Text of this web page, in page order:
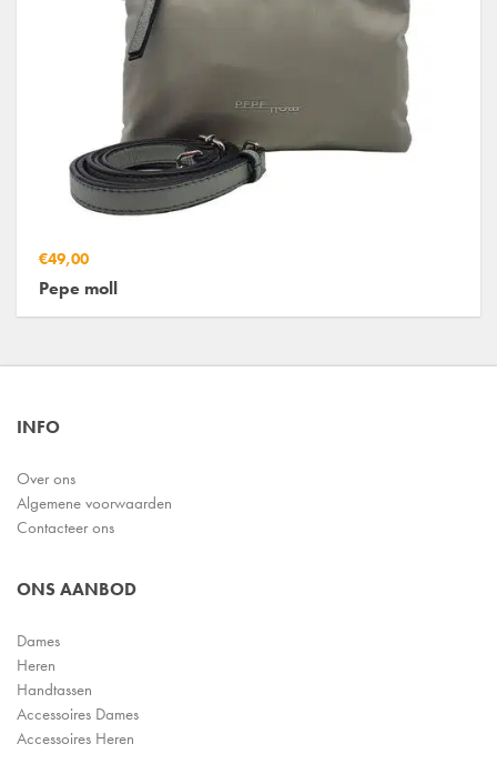
€49,00
Pepe moll
INFO
Over ons
Algemene voorwaarden
Contacteer ons
ONS AANBOD
Dames
Heren
Handtassen
Accessoires Dames
Accessoires Heren